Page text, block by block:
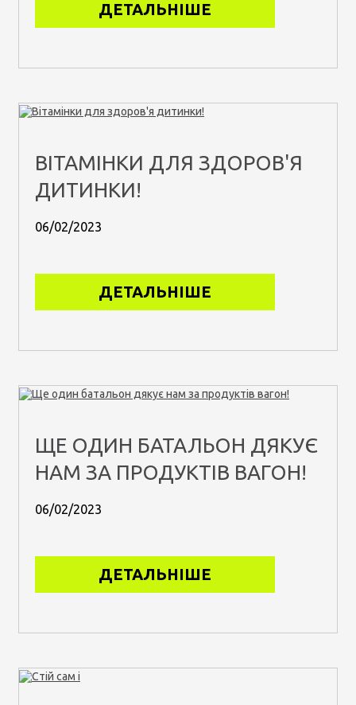
ДЕТАЛЬНІШЕ
ВІТАМІНКИ ДЛЯ ЗДОРОВ'Я
ДИТИНКИ!
06/02/2023
ДЕТАЛЬНІШЕ
ЩЕ ОДИН БАТАЛЬОН ДЯКУЄ
НАМ ЗА ПРОДУКТІВ ВАГОН!
06/02/2023
ДЕТАЛЬНІШЕ